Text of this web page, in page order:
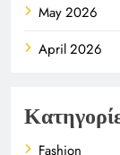
May 2026
April 2026
Fashion